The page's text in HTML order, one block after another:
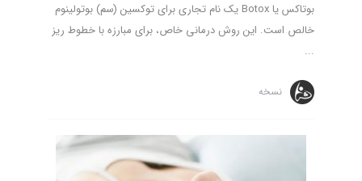
بوتاکس یا Botox یک نام تجاری برای توکسین (سم) بوتولینوم
خالص است. این روش درمانی خاص، برای مبارزه با خطوط ریز
...
نسخه